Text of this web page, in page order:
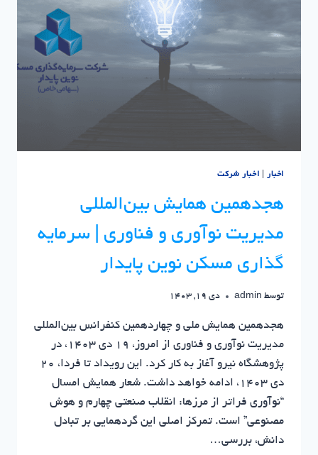
نوآوری
اخبار اخبار شرکت
هجدهمین همایش بین‌المللی
مدیریت نوآوری و فناوری | سرمایه
گذاری مسکن نوین پایدار
توسط admin دی 19, 1403
هجدهمین همایش ملی و چهاردهمین کنفرانس بین‌المللی
مدیریت نوآوری و فناوری از امروز، ۱۹ دی ۱۴۰۳، در
پژوهشگاه نیرو آغاز به کار کرد. این رویداد تا فردا، ۲۰
دی ۱۴۰۳، ادامه خواهد داشت. شعار همایش امسال
“نوآوری فراتر از مرزها: انقلاب صنعتی چهارم و هوش
مصنوعی” است. تمرکز اصلی این گردهمایی بر تبادل
دانش، بررسی…